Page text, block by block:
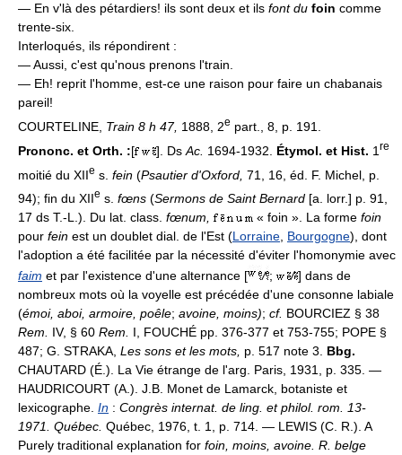
— En v'là des pétardiers! ils sont deux et ils font du foin comme
trente-six.
Interloqués, ils répondirent :
— Aussi, c'est qu'nous prenons l'train.
— Eh! reprit l'homme, est-ce une raison pour faire un chabanais
pareil!
COURTELINE, Train 8 h 47, 1888, 2e part., 8, p. 191.
Prononc. et Orth. :[ ]. Ds Ac. 1694-1932. Étymol. et Hist. 1 re
moitié du XIIe s. fein (Psautier d'Oxford, 71, 16, éd. F. Michel, p.
94); fin du XIIe s. fœns (Sermons de Saint Bernard [a. lorr.] p. 91,
17 ds T.-L.). Du lat. class. fœnum, « foin ». La forme foin
pour fein est un doublet dial. de l'Est (Lorraine Bourgogne), dont
l'adoption a été facilitée par la nécessité d'éviter l'homonymie avec
faim et par l'existence d'une alternance [ / ; / ] dans de
nombreux mots où la voyelle est précédée d'une consonne labiale
(émoi, aboi, armoire, poêle; avoine, moins); cf. BOURCIEZ § 38
Rem.
IV, § 60 Rem.
I, FOUCHÉ pp. 376-377 et 753-755; POPE §
487; G. STRAKA, Les sons et les mots, p. 517 note 3. Bbg.
CHAUTARD (É.). La Vie étrange de l'arg. Paris, 1931, p. 335. —
HAUDRICOURT (A.). J.B. Monet de Lamarck, botaniste et
lexicographe. In : Congrès internat. de ling. et philol. rom. 13-
1971. Québec. Québec, 1976, t. 1, p. 714. — LEWIS (C. R.). A
Purely traditional explanation for foin, moins, avoine. R. belge